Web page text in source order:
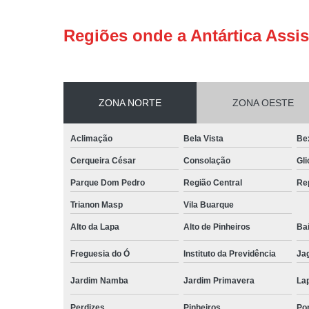
Regiões onde a Antártica
ZONA NORTE ZONA OESTE
Aclimação Bela Vista
Cerqueira César Consolação
Parque Dom Pedro Região Central
Trianon Masp Vila Buarque
Alto da Lapa Alto de Pinheiros
Freguesia do Ó Instituto da Previdência
Jardim Namba Jardim Primavera